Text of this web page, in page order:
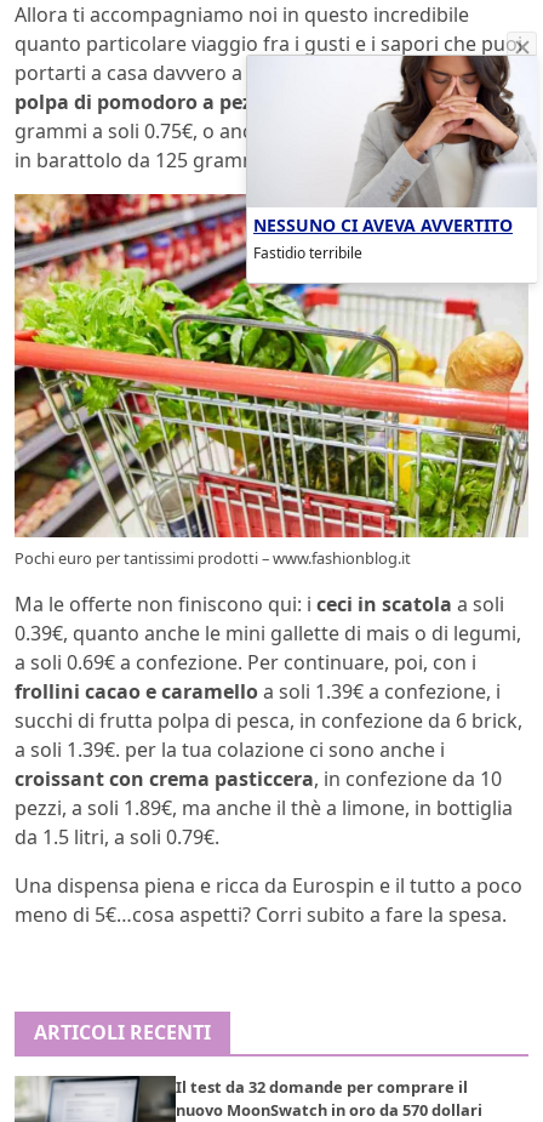
Allora ti accompagniamo noi in questo incredibile
quanto particolare viaggio fra i gusti e i sapori che puoi
portarti a casa davvero a poco prezzo. Iniziamo con la
polpa di pomodoro a pezzetti
, in bottiglia da 680
grammi a soli 0.75€, o anche
le olive nere denocciolate
in barattolo da 125 grammi, a soli 0.89€.
Pochi euro per tantissimi prodotti – www.fashionblog.it
Ma le offerte non finiscono qui: i ceci in scatola a soli
0.39€, quanto anche le mini gallette di mais o di legumi,
a soli 0.69€ a confezione. Per continuare, poi, con i
frollini cacao e caramelloa soli 1.39€ a confezione, i
succhi di frutta polpa di pesca, in confezione da 6 brick,
a soli 1.39€. per la tua colazione ci sono anche i
croissant con crema pasticcera, in confezione da 10
pezzi, a soli 1.89€, ma anche il thè a limone, in bottiglia
da 1.5 litri, a soli 0.79€.
Una dispensa piena e ricca da Eurospin e il tutto a poco
meno di 5€…cosa aspetti? Corri subito a fare la spesa.
ARTICOLI RECENTI
Il test da 32 domande per comprare il
nuovo MoonSwatch in oro da 570 dollari
NESSUNO CI AVEVA AVVERTITO
Fastidio terribile